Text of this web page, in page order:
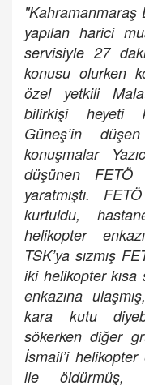
"Kahramanmaraş
yapılan harici
servisiyle 27
konusu olurken
özel yetkili
bilirkişi heyeti
Güneş’in
konuşmalar
düşünen
yaratmıştı.
kurtuldu,
helikopter
TSK’ya sızmış
iki helikopter
enkazına
kara kutu
sökerken diğer
İsmail’i helikopter
ile öldürmüş,